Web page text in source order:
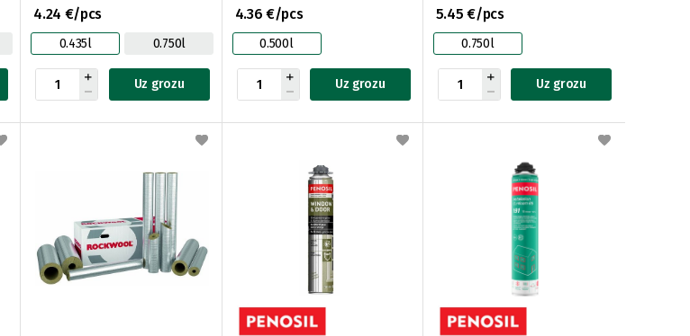
4.24 €/pcs
0.435l 0.750l
Uz grozu
4.36 €/pcs
0.500l
Uz grozu
5.45 €/pcs
0.750l
Uz grozu